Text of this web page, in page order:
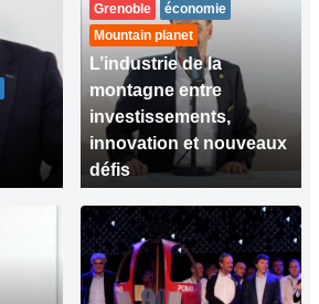
Grenoble
économie
Mountain planet
L’industrie de la
montagne entre
investissements,
innovation et nouveaux
défis